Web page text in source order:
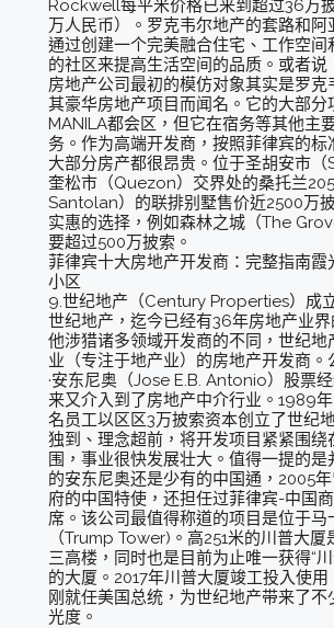
Rockwell每平米价格已来到超过36万
万人民币）。罗克韦尔地产的套路和阿
通过创建一个完美融合住宅、工作空间
的社区来提高生活空间的品质。或者说
房地产公司最初的模仿对象其实是罗克
其豪华房地产项目而闻名。它的大部分
MANILA都会区，但它在宿务等其他主
务。作为高端开发商，按照菲律宾的标
大部分房产都很昂贵。位于圣胡安市（
奎松市（Quezon）交界处的桑托兰
Santolan）的联排别墅售价近2500万
实惠的选择，例如森林之城（The
要超过500万披索。
菲律宾十大房地产开发商：完整指南霞
小区
9.世纪地产（Century Properties）成
世纪地产，迄今已经有36年房地产业
他涉猎诸多领域开发商的不同，世纪地
业（专注于地产业）的房地产开发商。
·安东尼奥（Jose E.B. Antonio）股票
来又介入到了房地产中介行业。1989
名员工以区区3万披索资本创立了世纪
独到、理念超前，将开发项目紧紧围绕
围，事业很快发展壮大。值得一提的是
的安东尼奥还是少有的中国通，2005
府的中国特使，还担任过菲律宾-中国
席。该公司最值得称道的项目是位于马
（Trump Tower)。高251米的川普大
三高楼，同时也是目前为止唯一获得“
的大厦。2017年川普大厦竣工投入使用
刚就任美国总统，为世纪地产带来了不
光度。